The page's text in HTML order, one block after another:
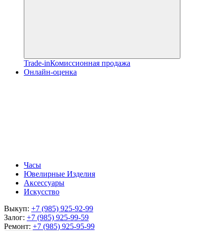
Trade-inКомиссионная продажа
Онлайн-оценка
Часы
Ювелирные Изделия
Аксессуары
Искусство
Выкуп: +7 (985) 925-92-99
Залог: +7 (985) 925-99-59
Ремонт: +7 (985) 925-95-99